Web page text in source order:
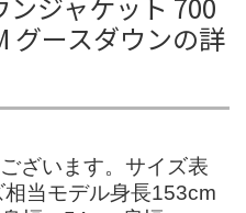
グースダウンの詳
ざいます。サイズ表
当モデル身長153cm